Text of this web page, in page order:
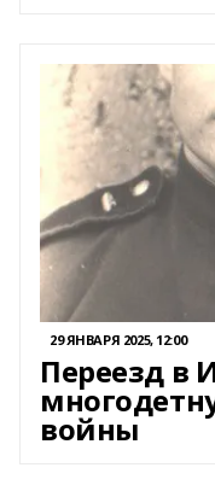
29 ЯНВАРЯ 2025, 12:00
Переезд в
войны